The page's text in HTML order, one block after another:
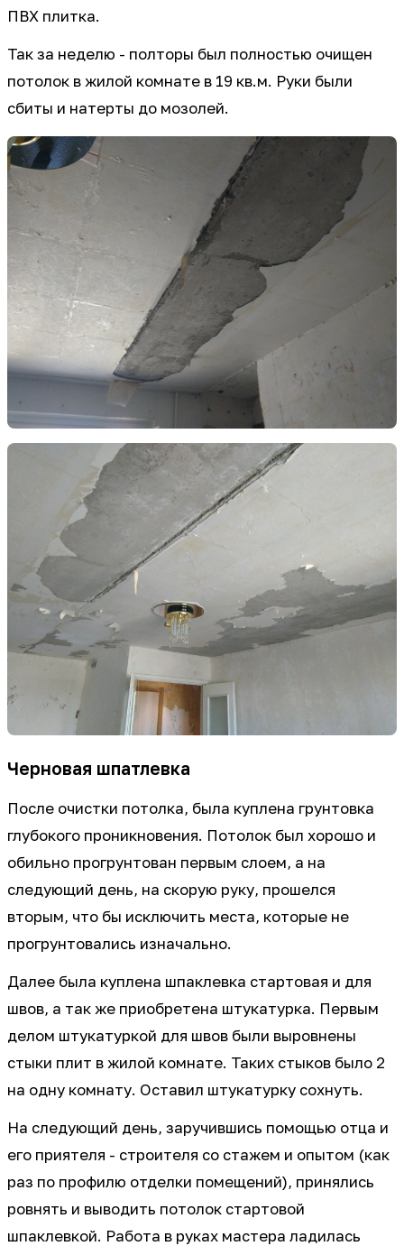
ПВХ плитка.
Так за неделю - полторы был полностью очищен
потолок в жилой комнате в 19 кв.м. Руки были
сбиты и натерты до мозолей.
Черновая шпатлевка
После очистки потолка, была куплена грунтовка
глубокого проникновения. Потолок был хорошо и
обильно прогрунтован первым слоем, а на
следующий день, на скорую руку, прошелся
вторым, что бы исключить места, которые не
прогрунтовались изначально.
Далее была куплена шпаклевка стартовая и для
швов, а так же приобретена штукатурка. Первым
делом штукатуркой для швов были выровнены
стыки плит в жилой комнате. Таких стыков было 2
на одну комнату. Оставил штукатурку сохнуть.
На следующий день, заручившись помощью отца и
его приятеля - строителя со стажем и опытом (как
раз по профилю отделки помещений), принялись
ровнять и выводить потолок стартовой
шпаклевкой. Работа в руках мастера ладилась